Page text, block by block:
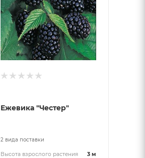
Ежевика "Честер"
2 вида поставки
Высота взрослого растения 3 м